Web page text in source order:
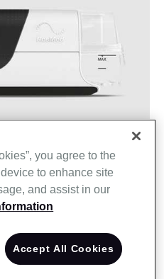
produto
gama de recursos projetados
além de ferramentas e
you agree to the
to enhance site
and assist in our
Accept All Cookies